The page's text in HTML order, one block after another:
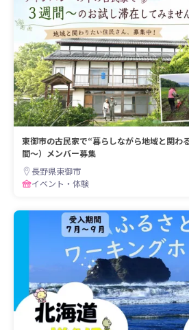
東御市の古民家で“暮らしながら地域と関わ
間〜）メンバー募集
長野県東御市
イベント・体験